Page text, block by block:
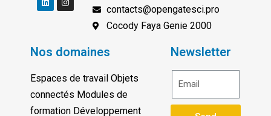
contacts@opengatesci.pro
Cocody Faya Genie 2000
Nos domaines
Espaces de travail Objets
connectés Modules de
formation Développement
Newsletter